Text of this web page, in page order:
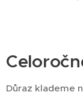
Důraz klademe